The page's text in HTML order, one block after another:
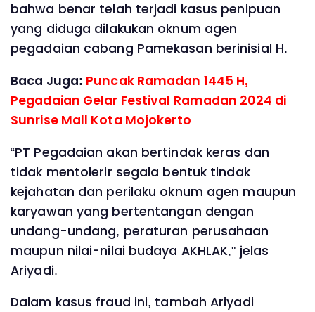
bahwa benar telah terjadi kasus penipuan
yang diduga dilakukan oknum agen
pegadaian cabang Pamekasan berinisial H.
Baca Juga: Puncak Ramadan 1445 H,
Pegadaian Gelar Festival Ramadan 2024 di
Sunrise Mall Kota Mojokerto
“PT Pegadaian akan bertindak keras dan
tidak mentolerir segala bentuk tindak
kejahatan dan perilaku oknum agen maupun
karyawan yang bertentangan dengan
undang-undang, peraturan perusahaan
maupun nilai-nilai budaya AKHLAK," jelas
Ariyadi.
Dalam kasus fraud ini, tambah Ariyadi